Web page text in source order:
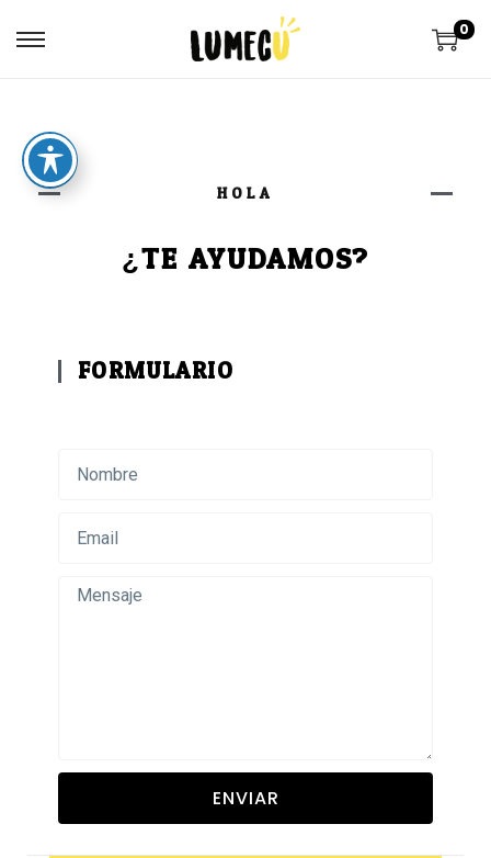
0
HOLA
¿TE AYUDAMOS?
FORMULARIO
ENVIAR